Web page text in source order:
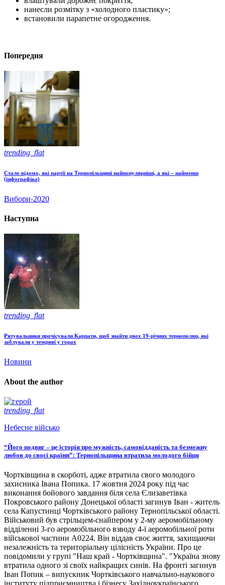
нанесли розмітку з «холодного пластику»;
встановили парапетне огородження.
Попередня
trending_flat
Стало відомо, які партії на Тернопільщині найпопулярніші, а які – найменш
(інфографіка)
Вибори-2020
Наступна
trending_flat
Рятувальники прочісували Карпати, щоб знайти двох 19-річних тернополян, які
заблукали у темряві у горах
Новини
About the author
trending_flat
Небесне військо
“Його подвиг – це історія про мужність, самовідданість та безмежну
любов до своєї країни”: Тернопільщина втратила молодого бійця
Чортківщина в скорботі, адже втратила свого молодого
захисника Івана Попика. 17 жовтня 2024 року під час
виконання бойового завдання біля села Єлизаветівка
Покровського району Донецької області загинув Іван - житель
села Капустинці Чортківського району Тернопільської області.
Військовий був стрільцем-снайпером у 2-му аеромобільному
відділенні 3-го аеромобільного взводу 4-ї аеромобільної роти
військової частини А0224. Він віддав своє життя, захищаючи
незалежність та територіальну цілісність України. Про це
повідомили у групі "Наш край - Чортківщина". "Україна знову
втратила одного зі своїх найкращих синів. На фронті загинув
Іван Попик – випускник Чортківського навчально-наукового